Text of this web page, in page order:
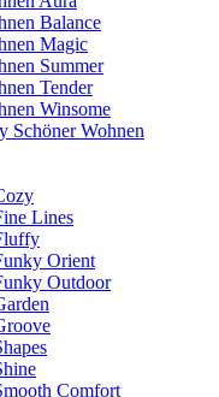
Balance
Magic
Summer
Tender
Winsome
Schöner Wohnen
Lines
Orient
Outdoor
Comfort